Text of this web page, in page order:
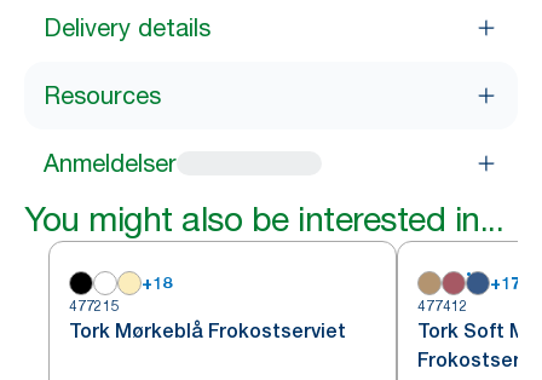
Delivery details
Resources
Anmeldelser
You might also be interested in...
+18
477215
Tork Mørkeblå Frokostserviet
+17
477412
Tork Soft